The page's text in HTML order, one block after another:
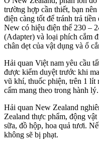
trường hợp cần thiết, bạn
điện càng tốt để tránh trả
New có hiệu điện thế 230 –
(Adapter) và loại phích cắm
chân dẹt của vật dụng và ổ
Hải quan Việt nam yêu cầu
được kiểm duyệt trước khi
vũ khí, thuốc phiện, trên 1 lít
cấm mang theo trong hành lý.
Hải quan New Zealand
Zealand thực phẩm, động
sữa, đồ hộp, hoa quả tươi.
không sẽ bị phạt.